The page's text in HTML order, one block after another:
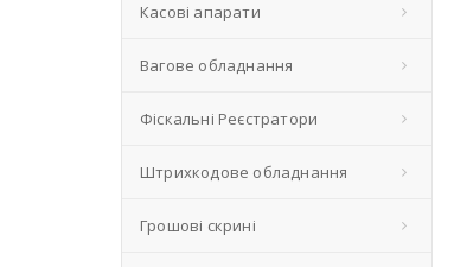
Касові апарати
Вагове обладнання
Фіскальні Реєстратори
Штрихкодове обладнання
Грошові скрині